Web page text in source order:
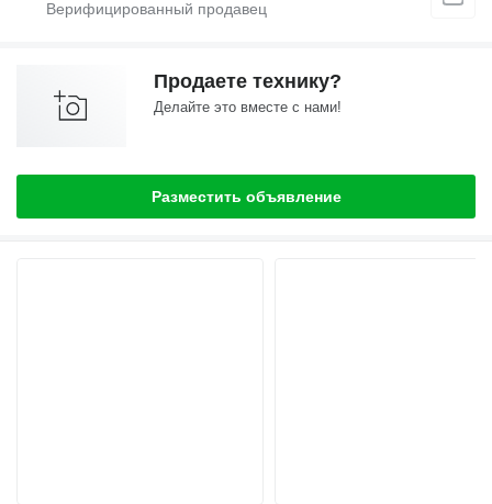
Продаете технику?
Делайте это вместе с нами!
Разместить объявление